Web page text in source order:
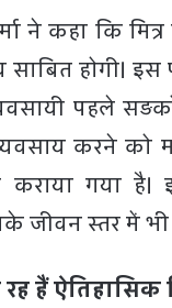
ने कहा कि
साबित होगी।
पहले
करने को
कराया गया
जीवन स्तर में
रह हैं